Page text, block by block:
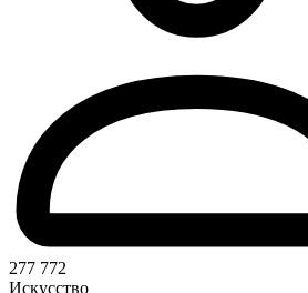
277 772
Искусство